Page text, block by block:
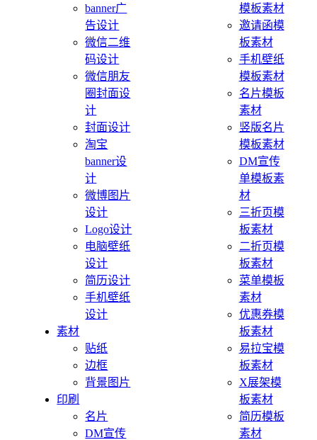
banner广
告设计
微信二维
码设计
微信朋友
圈封面设
计
封面设计
淘宝
banner设
计
微博图片
设计
Logo设计
电脑壁纸
设计
简历设计
手机壁纸
设计
素材
贴纸
边框
背景图片
印刷
名片
DM宣传
模板素材
邀请函模
板素材
手机壁纸
模板素材
名片模板
素材
竖版名片
模板素材
DM宣传
单模板素
材
三折页模
板素材
二折页模
板素材
菜单模板
素材
优惠券模
板素材
易拉宝模
板素材
X展架模
板素材
简历模板
素材